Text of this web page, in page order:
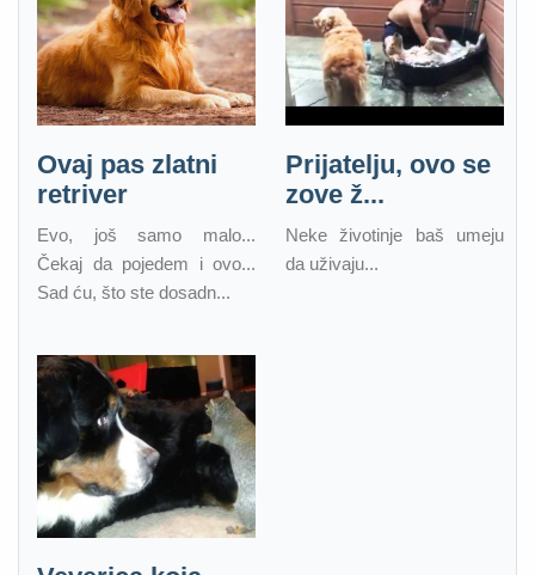
Ovaj pas zlatni
retriver
Evo, još samo malo...
Čekaj da pojedem i ovo...
Sad ću, što ste dosadn...
Prijatelju, ovo se
zove ž...
Neke životinje baš umeju
da uživaju...